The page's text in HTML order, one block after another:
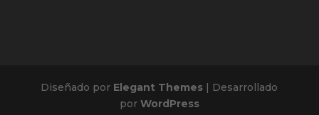
Diseñado por Elegant Themes | Desarrollado
por WordPress